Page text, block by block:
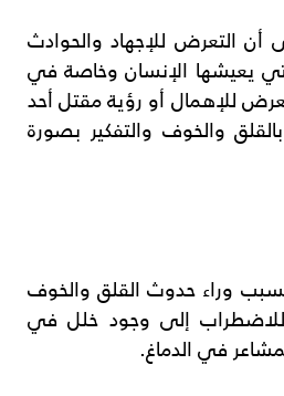
التعرض للإجهاد والحوادث
يعيشها الإنسان وخاصة في
للإهمال أو رؤية مقتل أحد
والخوف والتفكير بصورة
وراء حدوث القلق والخوف
للاضطراب إلى وجود خلل في
في الدماغ.